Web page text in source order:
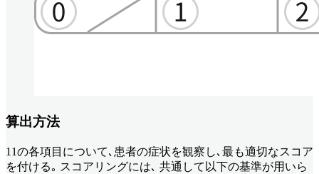
算出方法
11の各項目について､患者の症状を観察し､最も適切なスコア
を付ける｡ スコアリングには､ 共通して以下の基準が用いら